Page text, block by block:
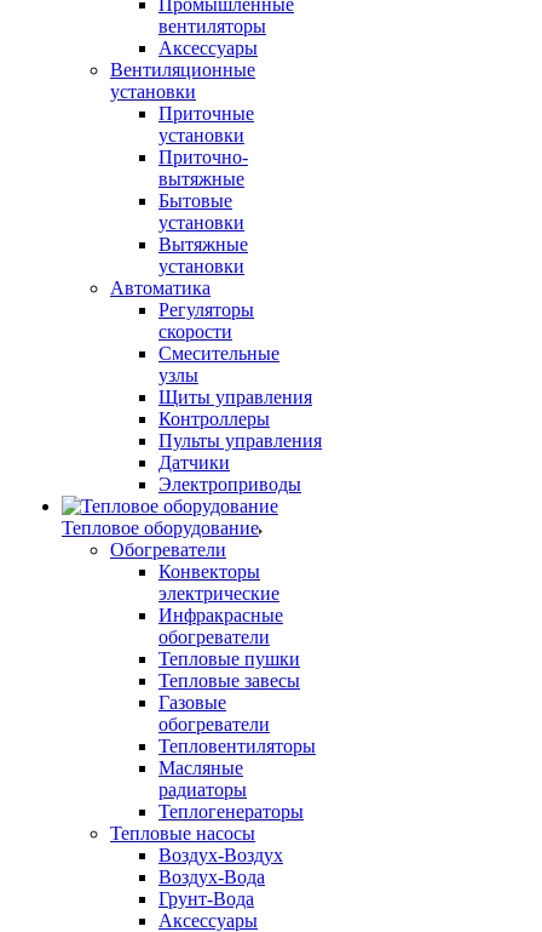
Промышленные
вентиляторы
Аксессуары
Вентиляционные
установки
Приточные
установки
Приточно-
вытяжные
Бытовые
установки
Вытяжные
установки
Автоматика
Регуляторы
скорости
Смесительные
узлы
Щиты управления
Контроллеры
Пульты управления
Датчики
Электроприводы
Тепловое оборудование
Обогреватели
Конвекторы
электрические
Инфракрасные
обогреватели
Тепловые пушки
Тепловые завесы
Газовые
обогреватели
Тепловентиляторы
Масляные
радиаторы
Теплогенераторы
Тепловые насосы
Воздух-Воздух
Воздух-Вода
Грунт-Вода
Аксессуары